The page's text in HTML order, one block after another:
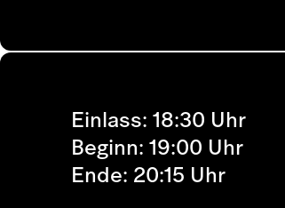
Einlass: 18:30 Uhr
Beginn: 19:00 Uhr
Ende: 20:15 Uhr